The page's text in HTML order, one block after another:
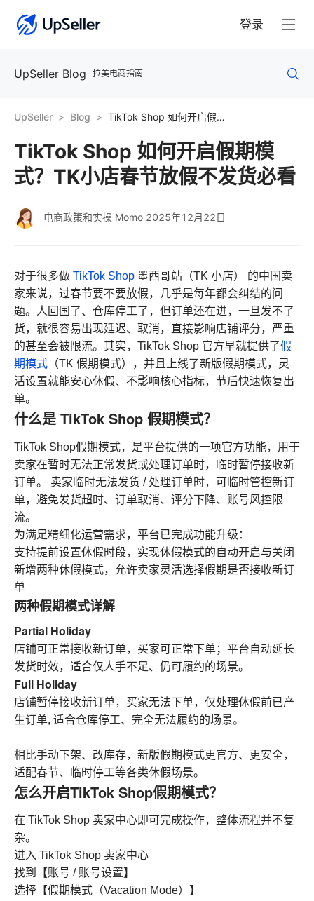
登录
UpSeller Blog 拉美电商指南
UpSeller Blog TikTok Shop 如何开启假期模式？TK小店春节放假不发货必看
TikTok Shop 如何开启假期模
式？TK小店春节放假不发货必看
电商政策和实操 Momo 2025年12月22日
对于很多做 TikTok Shop 墨西哥站（TK 小店） 的中国卖
家来说，过春节要不要放假，几乎是每年都会纠结的问
题。人回国了、仓库停工了，但订单还在进，一旦发不了
货，就很容易出现延迟、取消，直接影响店铺评分，严重
的甚至会被限流。其实，TikTok Shop 官方早就提供了假
期模式 （TK 假期模式），并且上线了新版假期模式，灵
活设置就能安心休假、不影响核心指标，节后快速恢复出
单。
什么是 TikTok Shop 假期模式？
TikTok Shop假期模式，是平台提供的一项官方功能，用于
卖家在暂时无法正常发货或处理订单时，临时暂停接收新
订单。 卖家临时无法发货 / 处理订单时，可临时管控新订
单，避免发货超时、订单取消、评分下降、账号风控限
流。
为满足精细化运营需求，平台已完成功能升级：
支持提前设置休假时段，实现休假模式的自动开启与关闭
新增两种休假模式，允许卖家灵活选择假期是否接收新订
单
两种假期模式详解
Partial Holiday
店铺可正常接收新订单，买家可正常下单；平台自动延长
发货时效，适合仅人手不足、仍可履约的场景。
Full Holiday
店铺暂停接收新订单，买家无法下单，仅处理休假前已产
生订单, 适合仓库停工、完全无法履约的场景。
相比手动下架、改库存，新版假期模式更官方、更安全，
适配春节、临时停工等各类休假场景。
怎么开启TikTok Shop假期模式？
在 TikTok Shop 卖家中心即可完成操作，整体流程并不复
杂。
进入 TikTok Shop 卖家中心
找到【账号 / 账号设置】
选择【假期模式（Vacation Mode）】